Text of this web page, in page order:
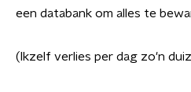
een databank om alles te
(Ikzelf verlies per dag zo'n